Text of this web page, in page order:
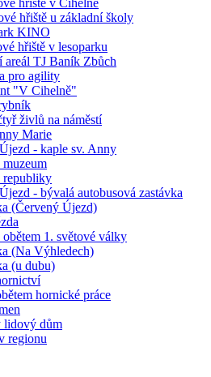
hřiště v Cihelně
hřiště u základní školy
KINO
hřiště v lesoparku
areál TJ Baník Zbůch
pro agility
"V Cihelně"
živlů na náměstí
Marie
- kaple sv. Anny
republiky
- bývalá autobusová zastávka
(Červený Újezd)
obětem 1. světové války
(Na Výhledech)
(u dubu)
hornické práce
lidový dům
regionu